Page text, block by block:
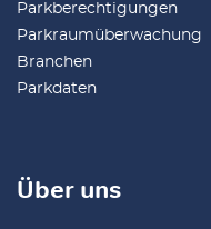
Parkberechtigungen
Parkraumüberwachung
Branchen
Parkdaten
Über uns